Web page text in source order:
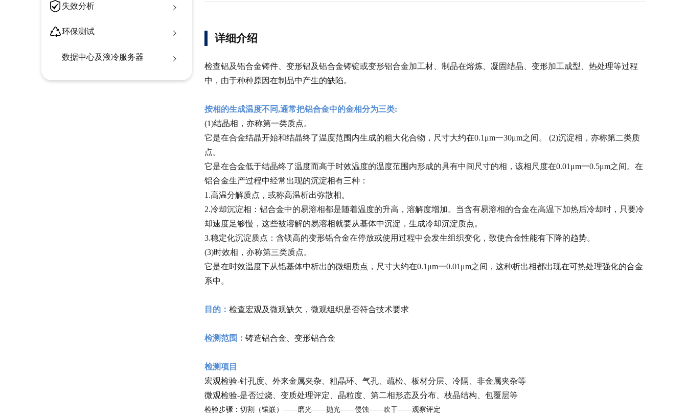
失效分析
环保测试
数据中心及液冷服务器
详细介绍
检查铝及铝合金铸件、变形铝及铝合金铸锭或变形铝合金加工材、制品在熔炼、凝固结晶、变形加工成型、热处理等过程
中，由于种种原因在制品中产生的缺陷。
按相的生成温度不同,通常把铝合金中的金相分为三类:
(1)结晶相，亦称第一类质点。
它是在合金结晶开始和结晶终了温度范围内生成的粗大化合物，尺寸大约在0.1μm一30μm之间。 (2)沉淀相，亦称第二类质
点。
它是在合金低于结晶终了温度而高于时效温度的温度范围内形成的具有中间尺寸的相，该相尺度在0.01μm一0.5μm之间。在
铝合金生产过程中经常出现的沉淀相有三种：
1.高温分解质点，或称高温析出弥散相。
2.冷却沉淀相：铝合金中的易溶相都是随着温度的升高，溶解度增加。当含有易溶相的合金在高温下加热后冷却时，只要冷
却速度足够慢，这些被溶解的易溶相就要从基体中沉淀，生成冷却沉淀质点。
3.稳定化沉淀质点：含镁高的变形铝合金在停放或使用过程中会发生组织变化，致使合金性能有下降的趋势。
(3)时效相，亦称第三类质点。
它是在时效温度下从铝基体中析出的微细质点，尺寸大约在0.1μm一0.01μm之间，这种析出相都出现在可热处理强化的合金
系中。
目的： 检查宏观及微观缺欠，微观组织是否符合技术要求
检测范围： 铸造铝合金、变形铝合金
检测项目
宏观检验-针孔度、外来金属夹杂、粗晶环、气孔、疏松、板材分层、冷隔、非金属夹杂等
微观检验-是否过烧、变质处理评定、晶粒度、第二相形态及分布、枝晶结构、包覆层等
检验步骤：切割（镶嵌）——磨光——抛光——侵蚀——吹干——观察评定